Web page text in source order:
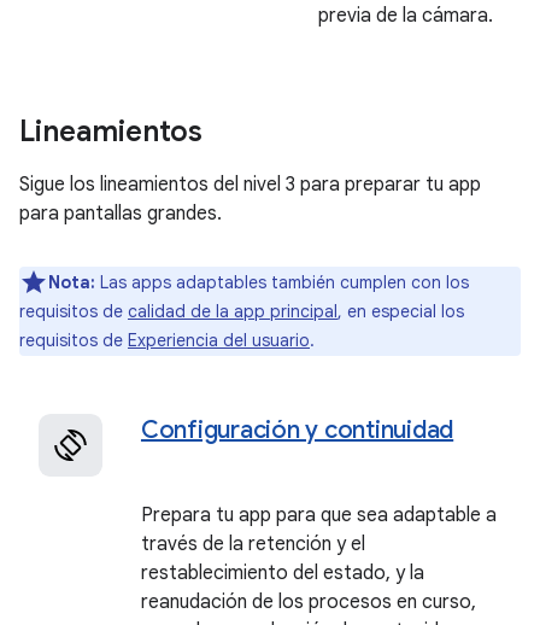
previa de la cámara.
Lineamientos
Sigue los lineamientos del nivel 3 para preparar tu app
para pantallas grandes.
Nota: Las apps adaptables también cumplen con los
requisitos de calidad de la app principal, en especial los
requisitos de Experiencia del usuario.
Configuración y continuidad
Prepara tu app para que sea adaptable a
través de la retención y el
restablecimiento del estado, y la
reanudación de los procesos en curso,